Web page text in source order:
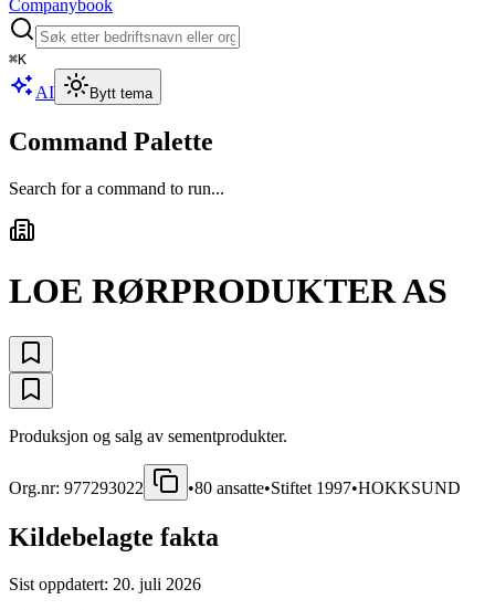
Companybook
⌘K
AI Bytt tema
Command Palette
Search for a command to run...
LOE RØRPRODUKTER AS
Produksjon og salg av sementprodukter.
Org.nr: 977293022 •80 ansatte•Stiftet 1997•HOKKSUND
Kildebelagte fakta
Sist oppdatert: 20. juli 2026